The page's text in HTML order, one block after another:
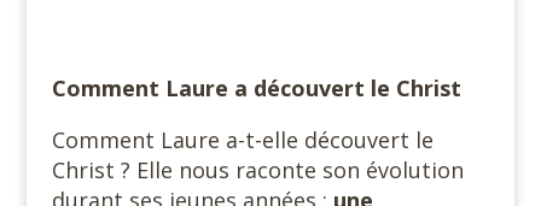
Comment Laure a découvert le Christ
Comment Laure a-t-elle découvert le
Christ ? Elle nous raconte son évolution
durant ses jeunes années : une